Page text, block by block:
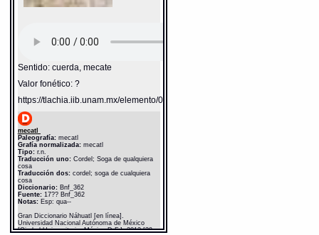
Sentido: cuerda, mecate
Valor fonético: ?
https://tlachia.iib.unam.mx/elemento/05.11.03
mecatl
Paleografía:mecatl
Grafía normalizada:mecatl
Tipo:r.n.
Traducción uno:Cordel; Soga de qualquiera
cosa
Traducción dos:cordel; soga de cualquiera
cosa
Diccionario: Bnf_362
Fuente:17?? Bnf_362
Notas:Esp: qua--
Gran Diccionario Náhuatl [en línea].
Universidad Nacional Autónoma de México
[Ciudad Universitaria, México D.F.]: 2012 [29-